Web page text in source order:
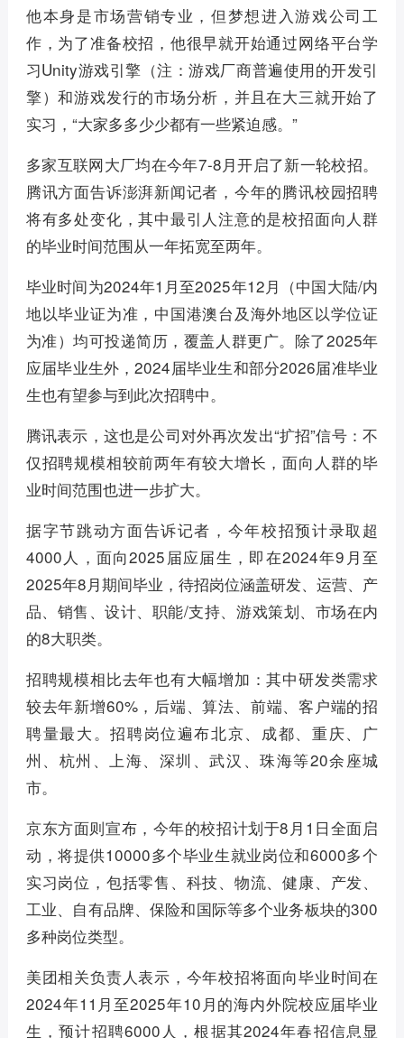
他本身是市场营销专业，但梦想进入游戏公司工
作，为了准备校招，他很早就开始通过网络平台学
习Unity游戏引擎（注：游戏厂商普遍使用的开发引
擎）和游戏发行的市场分析，并且在大三就开始了
实习，“大家多多少少都有一些紧迫感。”
多家互联网大厂均在今年7-8月开启了新一轮校招。
腾讯方面告诉澎湃新闻记者，今年的腾讯校园招聘
将有多处变化，其中最引人注意的是校招面向人群
的毕业时间范围从一年拓宽至两年。
毕业时间为2024年1月至2025年12月（中国大陆/内
地以毕业证为准，中国港澳台及海外地区以学位证
为准）均可投递简历，覆盖人群更广。除了2025年
应届毕业生外，2024届毕业生和部分2026届准毕业
生也有望参与到此次招聘中。
腾讯表示，这也是公司对外再次发出“扩招”信号：不
仅招聘规模相较前两年有较大增长，面向人群的毕
业时间范围也进一步扩大。
据字节跳动方面告诉记者，今年校招预计录取超
4000人，面向2025届应届生，即在2024年9月至
2025年8月期间毕业，待招岗位涵盖研发、运营、产
品、销售、设计、职能/支持、游戏策划、市场在内
的8大职类。
招聘规模相比去年也有大幅增加：其中研发类需求
较去年新增60%，后端、算法、前端、客户端的招
聘量最大。招聘岗位遍布北京、成都、重庆、广
州、杭州、上海、深圳、武汉、珠海等20余座城
市。
京东方面则宣布，今年的校招计划于8月1日全面启
动，将提供10000多个毕业生就业岗位和6000多个
实习岗位，包括零售、科技、物流、健康、产发、
工业、自有品牌、保险和国际等多个业务板块的300
多种岗位类型。
美团相关负责人表示，今年校招将面向毕业时间在
2024年11月至2025年10月的海内外院校应届毕业
生，预计招聘6000人，根据其2024年春招信息显